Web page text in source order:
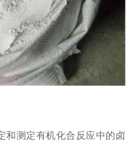
和测定有机化合反应中的卤